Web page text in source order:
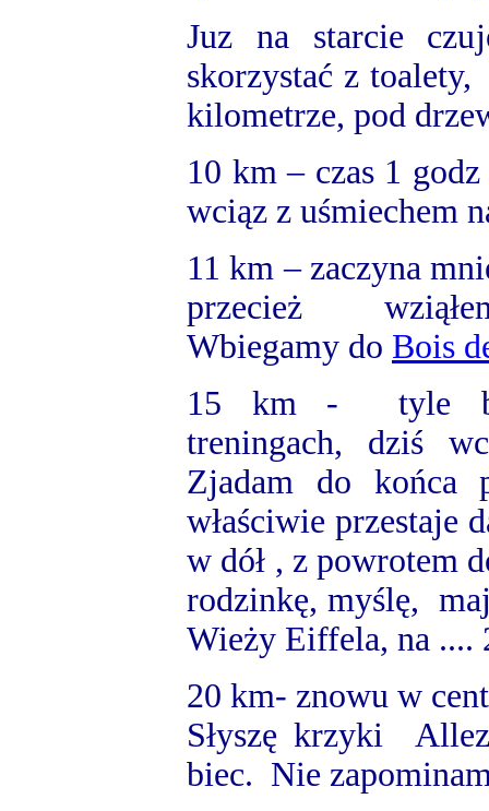
Juz na starcie
skorzystać z
kilometrze, pod
10 km– czas 1
wciąz z uśmiechem
11 km – zaczyna
przecież
Wbiegamy do Bois
15 km- tyle
treningach, dziś
Zjadam do końca
właściwie przestaje
w dół , z powrotem
rodzinkę, myślę,
Wieży Eiffela, na ....
20 km- znowu w
Słyszę krzyki
biec. Nie